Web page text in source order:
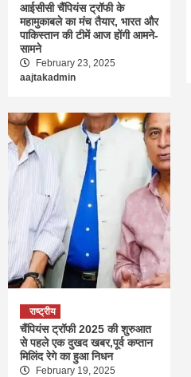
आईसीसी चैंपियंस ट्रॉफी के
महामुकाबले का मंच तैयार, भारत और
पाकिस्तान की टीमें आज होंगी आमने-
सामने
February 23, 2025
aajtakadmin
राष्ट्रीय
चैंपियंस ट्रॉफी 2025 की शुरुआत
से पहले एक दुखद खबर,पूर्व कप्तान
मिलिंद रेगे का हुआ निधन
February 19, 2025